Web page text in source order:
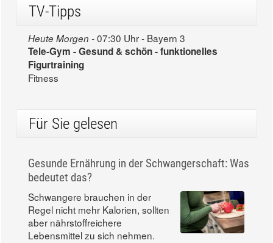
TV-Tipps
Heute Morgen -07:30 Uhr - Bayern 3
Tele-Gym - Gesund & schön - funktionelles
Figurtraining
Fitness
Für Sie gelesen
Gesunde Ernährung in der Schwangerschaft: Was
bedeutet das?
Schwangere brauchen in der
Regel nicht mehr Kalorien, sollten
aber nährstoffreichere
Lebensmittel zu sich nehmen.